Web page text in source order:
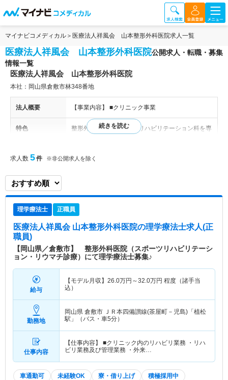
マイナビコメディカル 医療法人祥風会 山本整形外科医院求人一覧
医療法人祥風会 山本整形外科医院公開求人・転職・募集
情報一覧
医療法人祥風会 山本整形外科医院
本社：岡山県倉敷市林348番地
法人概要 【事業内容】 ■クリニック事業
特色
整形外科、リウマチ科、リハビリテーション科を専
す。 患者様お一人お一人に真剣に向き合い、その
求人数 5件 ※非公開求人を除く
理学療法士 正職員
医療法人祥風会 山本整形外科医院の理学療法士求人(正
職員)
【岡山県／倉敷市】 整形外科医院（スポーツリハビリテーシ
ョン・リウマチ診療）にて理学療法士募集♪
給与
【モデル月収】 26.0万円～32.0万円 程度（諸手当
込）
勤務地
岡山県 倉敷市
ＪＲ本四備讃線(茶屋町－児島)「植松
駅」（バス・車5分）
仕事内容
【仕事内容】 ■クリニック内のリハビリ業務 ・リハ
ビリ業務及び管理業務 ・外来…
車通勤可 未経験OK 寮・借り上げ 積極採用中